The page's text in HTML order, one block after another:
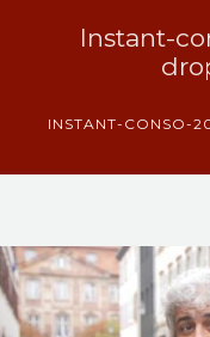
ACTUALITÉS
CONTACT
Instant-
INSTANT-CONSO-